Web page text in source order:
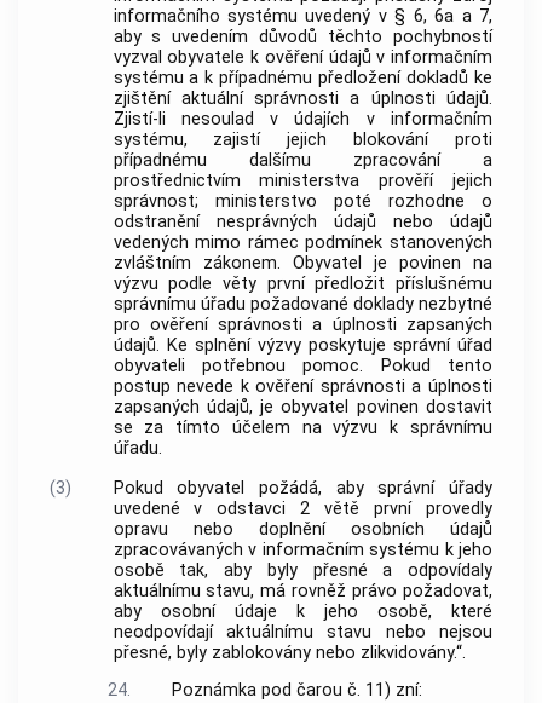
informačního systému uvedený v § 6, 6a a 7,
aby s uvedením důvodů těchto pochybností
vyzval obyvatele k ověření údajů v informačním
systému a k případnému předložení dokladů ke
zjištění aktuální správnosti a úplnosti údajů.
Zjistí-li nesoulad v údajích v informačním
systému, zajistí jejich blokování proti
případnému dalšímu zpracování a
prostřednictvím ministerstva prověří jejich
správnost; ministerstvo poté rozhodne o
odstranění nesprávných údajů nebo údajů
vedených mimo rámec podmínek stanovených
zvláštním zákonem. Obyvatel je povinen na
výzvu podle věty první předložit příslušnému
správnímu úřadu požadované doklady nezbytné
pro ověření správnosti a úplnosti zapsaných
údajů. Ke splnění výzvy poskytuje správní úřad
obyvateli potřebnou pomoc. Pokud tento
postup nevede k ověření správnosti a úplnosti
zapsaných údajů, je obyvatel povinen dostavit
se za tímto účelem na výzvu k správnímu
úřadu.
(3)
Pokud obyvatel požádá, aby správní úřady
uvedené v odstavci 2 větě první provedly
opravu nebo doplnění osobních údajů
zpracovávaných v informačním systému k jeho
osobě tak, aby byly přesné a odpovídaly
aktuálnímu stavu, má rovněž právo požadovat,
aby osobní údaje k jeho osobě, které
neodpovídají aktuálnímu stavu nebo nejsou
přesné, byly zablokovány nebo zlikvidovány.“.
24.
Poznámka pod čarou č. 11) zní: